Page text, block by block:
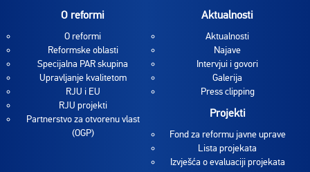
O reformi
O reformi
Reformske oblasti
Specijalna PAR skupina
Upravljanje kvalitetom
RJU i EU
RJU projekti
Partnerstvo za otvorenu vlast
(OGP)
Aktualnosti
Aktualnosti
Najave
Intervjui i govori
Galerija
Press clipping
Projekti
Fond za reformu javne uprave
Lista projekata
Izvješća o evaluaciji projekata